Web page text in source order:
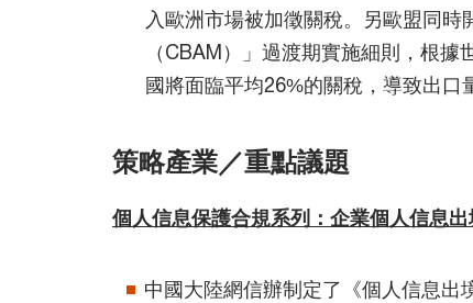
入歐洲市場被加徵關稅。另歐盟同
（CBAM）」過渡期實施細則，根
國將面臨平均26%的關稅，導致出口
策略產業／重點議題
個人信息保護合規系列：企業個人信息
中國大陸網信辦制定了《個人信息